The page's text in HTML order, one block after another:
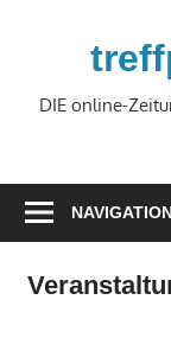
DIE online-